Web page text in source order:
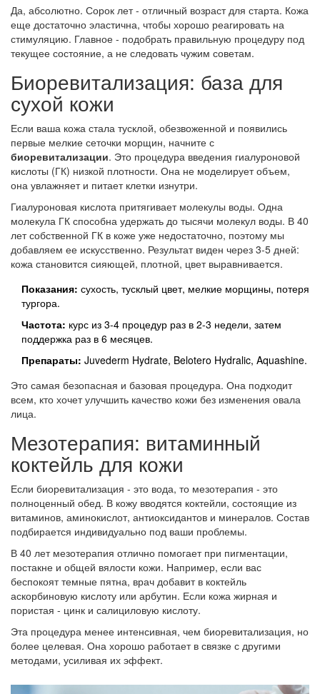
Да, абсолютно. Сорок лет - отличный возраст для старта. Кожа
еще достаточно эластична, чтобы хорошо реагировать на
стимуляцию. Главное - подобрать правильную процедуру под
текущее состояние, а не следовать чужим советам.
Биоревитализация: база для
сухой кожи
Если ваша кожа стала тусклой, обезвоженной и появились
первые мелкие сеточки морщин, начните с
биоревитализации. Это процедура введения гиалуроновой
кислоты (ГК) низкой плотности. Она не моделирует объем,
она увлажняет и питает клетки изнутри.
Гиалуроновая кислота притягивает молекулы воды. Одна
молекула ГК способна удержать до тысячи молекул воды. В 40
лет собственной ГК в коже уже недостаточно, поэтому мы
добавляем ее искусственно. Результат виден через 3-5 дней:
кожа становится сияющей, плотной, цвет выравнивается.
Показания: сухость, тусклый цвет, мелкие морщины, потеря
тургора.
Частота: курс из 3-4 процедур раз в 2-3 недели, затем
поддержка раз в 6 месяцев.
Препараты: Juvederm Hydrate, Belotero Hydralic, Aquashine.
Это самая безопасная и базовая процедура. Она подходит
всем, кто хочет улучшить качество кожи без изменения овала
лица.
Мезотерапия: витаминный
коктейль для кожи
Если биоревитализация - это вода, то мезотерапия - это
полноценный обед. В кожу вводятся коктейли, состоящие из
витаминов, аминокислот, антиоксидантов и минералов. Состав
подбирается индивидуально под ваши проблемы.
В 40 лет мезотерапия отлично помогает при пигментации,
постакне и общей вялости кожи. Например, если вас
беспокоят темные пятна, врач добавит в коктейль
аскорбиновую кислоту или арбутин. Если кожа жирная и
пористая - цинк и салициловую кислоту.
Эта процедура менее интенсивная, чем биоревитализация, но
более целевая. Она хорошо работает в связке с другими
методами, усиливая их эффект.